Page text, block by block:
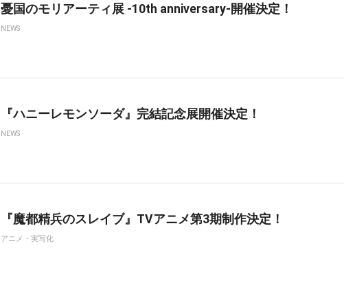
憂国のモリアーティ展 -10th anniversary-開催決定！
NEWS
『ハニーレモンソーダ』完結記念展開催決定！
NEWS
『魔都精兵のスレイブ』TVアニメ第3期制作決定！
アニメ・実写化